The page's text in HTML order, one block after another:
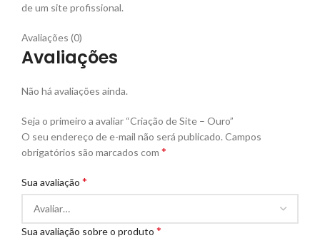
de um site profissional.
Avaliações (0)
Avaliações
Não há avaliações ainda.
Seja o primeiro a avaliar “Criação de Site – Ouro”
O seu endereço de e-mail não será publicado. Campos
obrigatórios são marcados com *
Sua avaliação *
Sua avaliação sobre o produto *